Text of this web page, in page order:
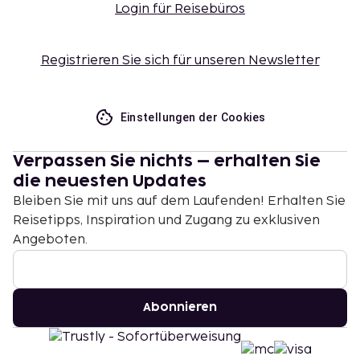
Login für Reisebüros
Registrieren Sie sich für unseren Newsletter
Einstellungen der Cookies
Verpassen Sie nichts – erhalten Sie
die neuesten Updates
Bleiben Sie mit uns auf dem Laufenden! Erhalten Sie
Reisetipps, Inspiration und Zugang zu exklusiven
Angeboten.
Abonnieren